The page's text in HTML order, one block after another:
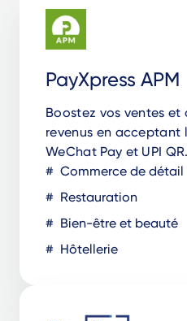
PayXpress APM
Boostez vos ventes et
revenus en acceptant
WeChat Pay et UPI QR.
Commerce de détail
Restauration
Bien-être et beauté
Hôtellerie